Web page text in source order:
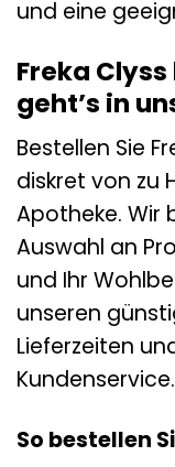
und eine
Freka
geht’s in
Bestellen Sie
diskret von zu
Apotheke. Wir
Auswahl an
und Ihr
unseren
Lieferzeiten
Kundenservice.
So bestellen